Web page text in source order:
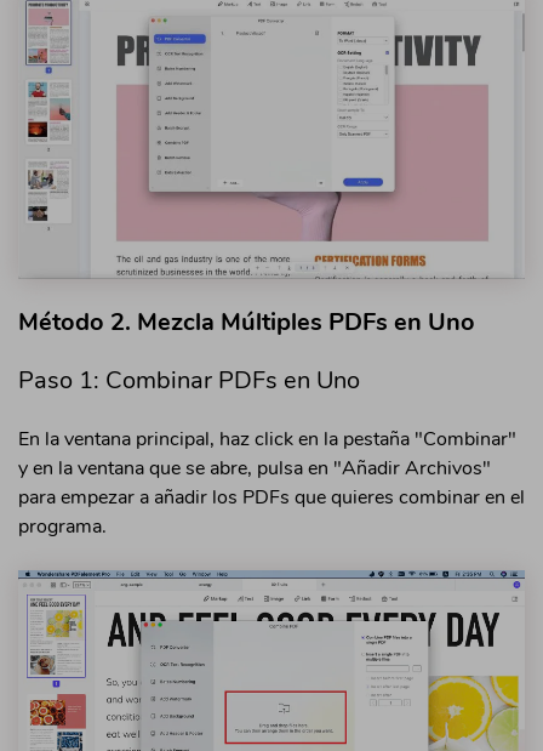
Método 2. Mezcla Múltiples PDFs en Uno
Paso 1: Combinar PDFs en Uno
En la ventana principal, haz click en la pestaña "Combinar"
y en la ventana que se abre, pulsa en "Añadir Archivos"
para empezar a añadir los PDFs que quieres combinar en el
programa.